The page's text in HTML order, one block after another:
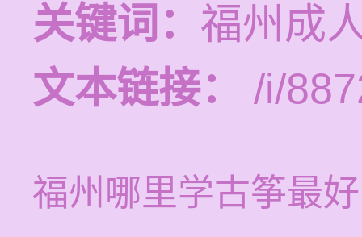
关键词： 福州成
文本链接：
/i/
福州哪里学古筝最好